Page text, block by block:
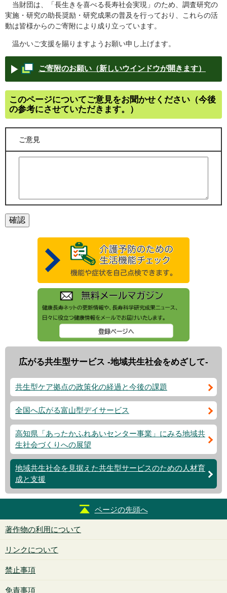
当財団は、「長生きを喜べる長寿社会実現」のため、調査研究の
実施・研究の助長奨励・研究成果の普及を行っており、これらの活
動は皆様からのご寄附により成り立っています。
温かいご支援を賜りますようお願い申し上げます。
ご寄附のお願い（新しいウインドウが開きます）
このページについてご意見をお聞かせください（今後
の参考にさせていただきます。）
ご意見
広がる共生型サービス -地域共生社会をめざして-
共生型ケア拠点の政策化の経過と今後の課題
全国へ広がる富山型デイサービス
高知県「あったかふれあいセンター事業」にみる地域共
生社会づくりへの展望
地域共生社会を見据えた共生型サービスのための人材育
成と支援
ページの先頭へ
著作物の利用について
リンクについて
禁止事項
免責事項